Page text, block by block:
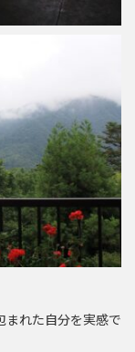
まれた自分を実感で